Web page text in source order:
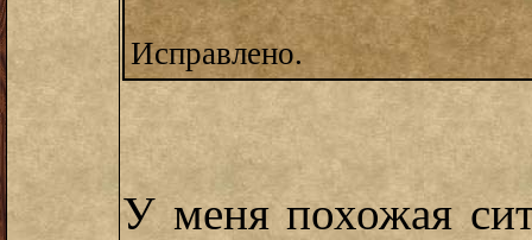
Исправлено.
У меня похожая